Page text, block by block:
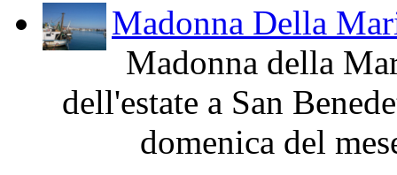
Madonna Della
Madonna della
dell'estate a San
domenica del